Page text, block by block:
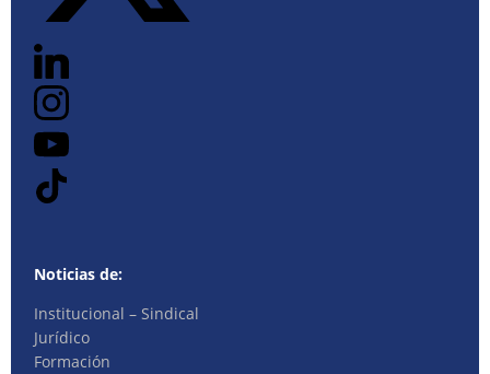
Noticias de:
Institucional – Sindical
Jurídico
Formación